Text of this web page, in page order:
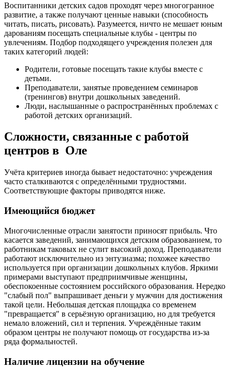
Воспитанники детских садов проходят через многогранное
развитие, а также получают ценные навыки (способность
читать, писать, рисовать). Разумеется, ничто не мешает юным
дарованиям посещать специальные клубы - центры по
увлечениям. Подбор подходящего учреждения полезен для
таких категорий людей:
Родители, готовые посещать такие клубы вместе с
детьми.
Преподаватели, занятые проведением семинаров
(тренингов) внутри дошкольных заведений.
Люди, наслышанные о распространённых проблемах с
работой детских организаций.
Сложности, связанные с работой
центров в Оле
Учёта критериев иногда бывает недостаточно: учреждения
часто сталкиваются с определёнными трудностями.
Соответствующие факторы приводятся ниже.
Имеющийся бюджет
Многочисленные отрасли занятости приносят прибыль. Что
касается заведений, занимающихся детским образованием, то
работникам таковых не сулит высокий доход. Преподаватели
работают исключительно из энтузиазма; похожее качество
используется при организации дошкольных клубов. Яркими
примерами выступают предприимчивые женщины,
обеспокоенные состоянием российского образования. Нередко
"слабый пол" выпрашивает деньги у мужчин для достижения
такой цели. Небольшая детская площадка со временем
"превращается" в серьёзную организацию, но для требуется
немало вложений, сил и терпения. Учреждённые таким
образом центры не получают помощь от государства из-за
ряда формальностей.
Наличие лицензии на обучение